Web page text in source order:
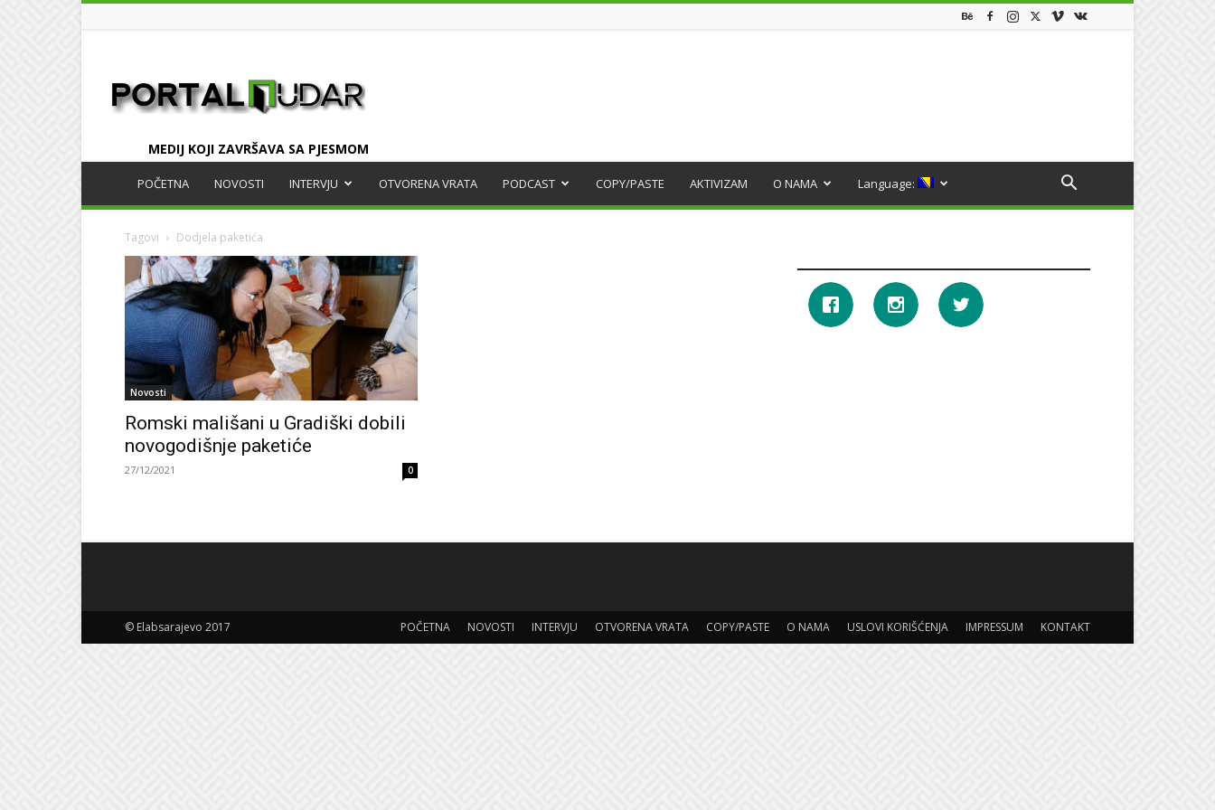
MEDIJ KOJI ZAVRŠAVA SA PJESMOM
POČETNA NOVOSTI INTERVJU OTVORENA VRATA PODCAST COPY/PASTE AKTIVIZAM O NAMA Language:
Tagovi Dodjela paketića
Novosti
Romski mališani u Gradiški dobili
novogodišnje paketiće
27/12/2021 0
POČETNA NOVOSTI INTERVJU OTVORENA VRATA COPY/PASTE O NAMA USLOVI KORIŠĆENJA IMPRESSUM KONTAKT
© Elabsarajevo 2017